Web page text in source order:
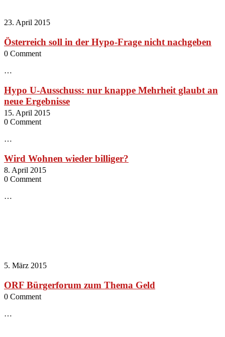
23. April 2015
Österreich soll in der Hypo-Frage nicht nachgeben
0 Comment
…
Hypo U-Ausschuss: nur knappe Mehrheit glaubt an
neue Ergebnisse
15. April 2015
0 Comment
…
Wird Wohnen wieder billiger?
8. April 2015
0 Comment
…
5. März 2015
ORF Bürgerforum zum Thema Geld
0 Comment
…